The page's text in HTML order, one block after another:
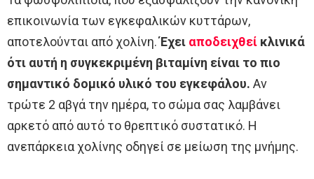
επικοινωνία των εγκεφαλικών κυττάρων,
αποτελούνται από χολίνη.Έχει αποδειχθεί κλινικά
ότι αυτή η συγκεκριμένη βιταμίνη είναι το πιο
σημαντικό δομικό υλικό του εγκεφάλου. Αν
τρώτε 2 αβγά την ημέρα, το σώμα σας λαμβάνει
αρκετό από αυτό το θρεπτικό συστατικό. Η
ανεπάρκεια χολίνης οδηγεί σε μείωση της μνήμης.